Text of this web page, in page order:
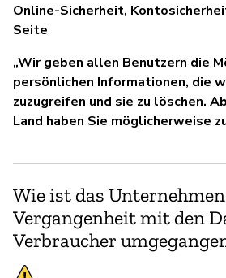
Online-Sicherheit,
Seite
„Wir geben allen Benutzern die
persönlichen Informationen, die
zuzugreifen und sie zu löschen.
Land haben Sie möglicherweise
Wie ist das
Vergangenheit mit den
Verbraucher